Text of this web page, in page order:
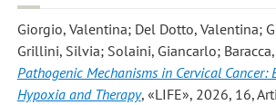
Giorgio, Valentina; Del Dotto, Valentina;
Grillini, Silvia; Solaini, Giancarlo;
Pathogenic Mechanisms in Cervical Cancer:
Hypoxia and Therapy, «LIFE», 2026, 16,